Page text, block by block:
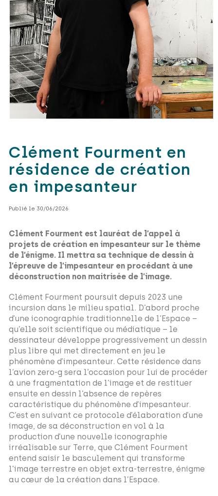
Clément Fourment en
résidence de création
en impesanteur
Publié le 30/06/2026
Clément Fourment est lauréat de l’appel à
projets de création en impesanteur sur le thème
de l’énigme. Il mettra sa technique de dessin à
l’épreuve de l’impesanteur en procédant à une
déconstruction non maitrisée de l’image.
Clément Fourment poursuit depuis 2023 une
incursion dans le milieu spatial. D’abord proche
d’une iconographie traditionnelle de l’Espace –
qu’elle soit scientifique ou médiatique – le
dessinateur développe progressivement un dessin
plus libre qui met directement en jeu le
phénomène d’impesanteur. Cette résidence dans
l’avion zero-g sera l’occasion pour lui de procéder
à une fragmentation de l’image et de restituer
ensuite en dessin l’absence de repères
caractéristique du phénomène d’impesanteur.
C’est en suivant ce protocole d’élaboration d’une
image, de sa déconstruction en vol à la
production d’une nouvelle iconographie
irréalisable sur Terre, que Clément Fourment
entend saisir le basculement qui transforme
l’image terrestre en objet extra-terrestre, énigme
au cœur de la création dans l’Espace.